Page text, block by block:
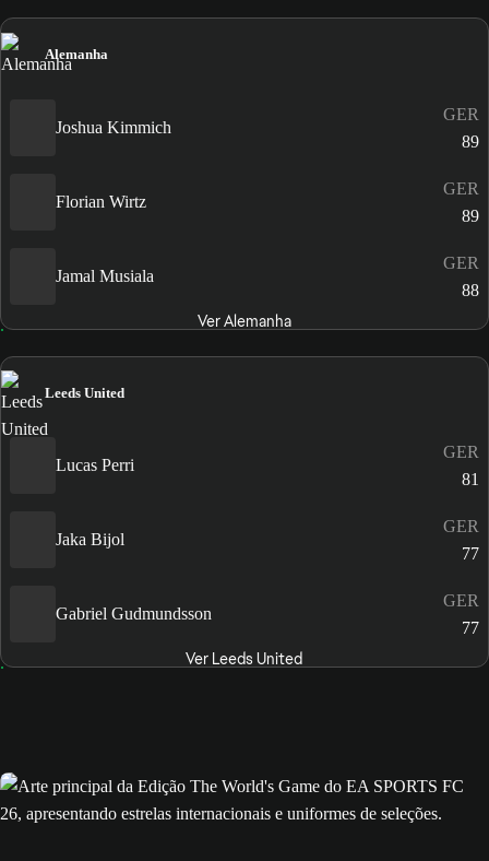
Alemanha
Joshua Kimmich
GER
89
Florian Wirtz
GER
89
Jamal Musiala
GER
88
Ver Alemanha
Leeds United
Lucas Perri
GER
81
Jaka Bijol
GER
77
Gabriel Gudmundsson
GER
77
Ver Leeds United